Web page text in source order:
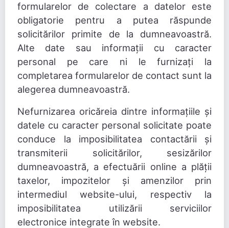
formularelor de colectare a datelor este
obligatorie pentru a putea răspunde
solicitărilor primite de la dumneavoastră.
Alte date sau informații cu caracter
personal pe care ni le furnizați la
completarea formularelor de contact sunt la
alegerea dumneavoastră.
Nefurnizarea oricăreia dintre informațiile și
datele cu caracter personal solicitate poate
conduce la imposibilitatea contactării și
transmiterii solicitărilor, sesizărilor
dumneavoastră, a efectuării online a plății
taxelor, impozitelor și amenzilor prin
intermediul website-ului, respectiv la
imposibilitatea utilizării serviciilor
electronice integrate în website.